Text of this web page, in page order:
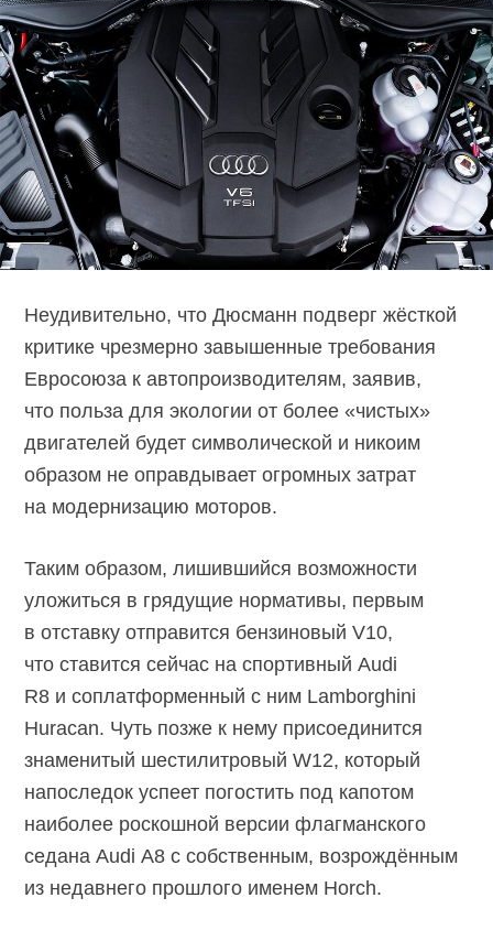
Неудивительно, что Дюсманн подверг жёсткой
критике чрезмерно завышенные требования
Евросоюза к автопроизводителям, заявив,
что польза для экологии от более «чистых»
двигателей будет символической и никоим
образом не оправдывает огромных затрат
на модернизацию моторов.
Таким образом, лишившийся возможности
уложиться в грядущие нормативы, первым
в отставку отправится бензиновый V10,
что ставится сейчас на спортивный Audi
R8 и соплатформенный с ним Lamborghini
Huracan. Чуть позже к нему присоединится
знаменитый шестилитровый W12, который
напоследок успеет погостить под капотом
наиболее роскошной версии флагманского
седана Audi A8 с собственным, возрождённым
из недавнего прошлого именем Horch.